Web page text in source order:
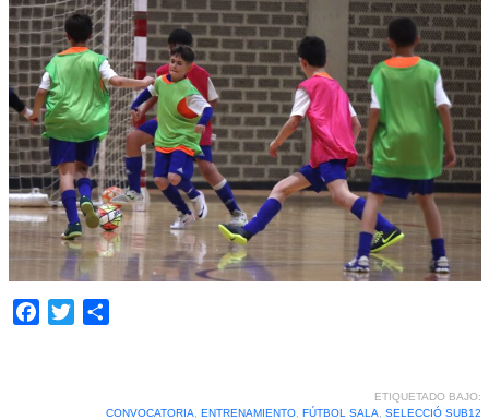
Facebook
Twitter
ETIQUETADO BAJO:
CONVOCATORIA
ENTRENAMIENTO, FÚTBOL SALA SELECCIÓ SUB12